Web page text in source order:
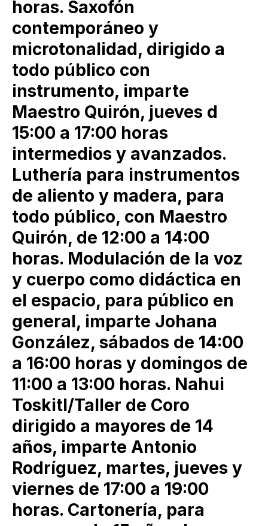
horas. Saxofón
contemporáneo y
microtonalidad, dirigido a
todo público con
instrumento, imparte
Maestro Quirón, jueves d
15:00 a 17:00 horas
intermedios y avanzados.
Luthería para instrumentos
de aliento y madera, para
todo público, con Maestro
Quirón, de 12:00 a 14:00
horas. Modulación de la voz
y cuerpo como didáctica en
el espacio, para público en
general, imparte Johana
González, sábados de 14:00
a 16:00 horas y domingos de
11:00 a 13:00 horas. Nahui
Toskitl/Taller de Coro
dirigido a mayores de 14
años, imparte Antonio
Rodríguez, martes, jueves y
viernes de 17:00 a 19:00
horas. Cartonería, para